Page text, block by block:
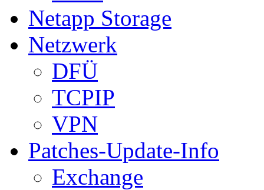
Netapp Storage
Netzwerk
DFÜ
TCPIP
VPN
Patches-Update-Info
Exchange